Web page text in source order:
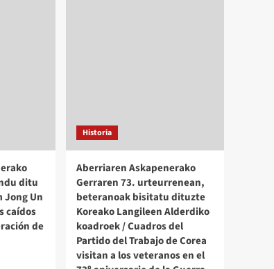
ditu
Jong Un
caídos
de
Historia
Aberriaren Askapenerako
Gerraren 73. urteurrenean,
beteranoak bisitatu dituzte
Koreako Langileen Alderdiko
koadroek / Cuadros del
Partido del Trabajo de Corea
visitan a los veteranos en el